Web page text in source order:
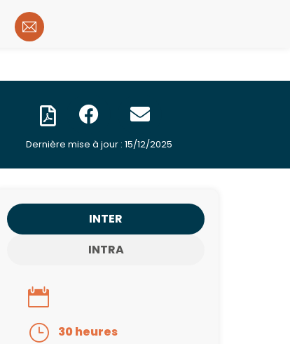
Dernière mise à jour : 15/12/2025
INTER
INTRA
30 heures